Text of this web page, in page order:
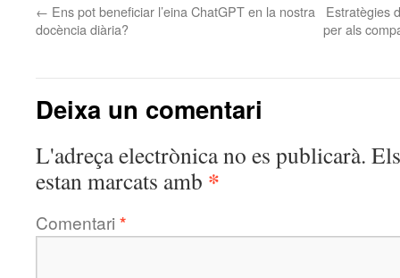
← Ens pot beneficiar l’eina ChatGPT en la nostra
docència diària?
Estratègies
per als
Deixa un comentari
L'adreça electrònica no es publicarà.
estan marcats amb *
Comentari *